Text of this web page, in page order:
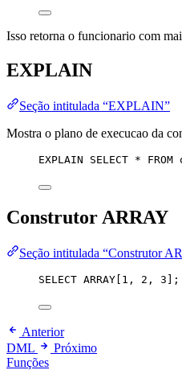
Isso retorna o funcionario com
EXPLAIN
Seção intitulada “EXPLAIN”
Mostra o plano de execucao da
EXPLAIN SELECT * FROM
Construtor ARRAY
Seção intitulada “Construtor
SELECT ARRAY [1, 2, 3];
Anterior
DML
Próximo
Funções